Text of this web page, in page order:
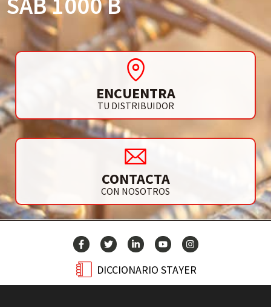
ENCUENTRA
TU DISTRIBUIDOR
CONTACTA
CON NOSOTROS
DICCIONARIO STAYER